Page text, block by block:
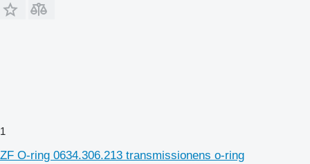
1
ZF O-ring 0634.306.213 transmissionens o-ring